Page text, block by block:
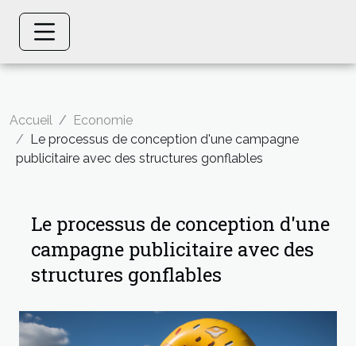
Accueil
Economie
Le processus de conception d'une campagne
publicitaire avec des structures gonflables
Le processus de conception d'une
campagne publicitaire avec des
structures gonflables